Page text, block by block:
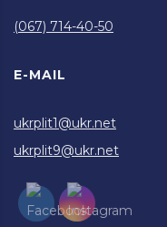
(067) 714-40-50
E-MAIL
ukrplit1@ukr.net
ukrplit9@ukr.net